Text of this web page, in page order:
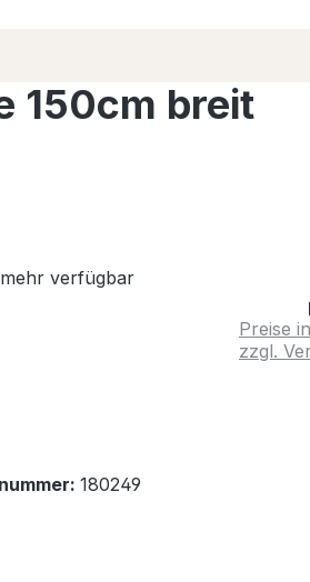
150cm breit
verfügbar
Preise
zzgl.
180249